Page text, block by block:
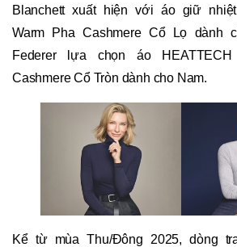
Blanchett xuất hiện với áo giữ
Warm Pha Cashmere Cổ Lọ dành
Federer lựa chọn áo
Cashmere Cổ Tròn dành cho Nam.
Kể từ mùa Thu/Đông 2025, dòng